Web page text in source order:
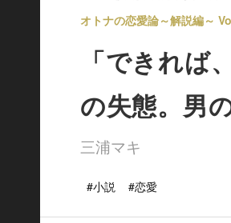
オトナの恋愛論～解説編～
「できれ
の失態。男
三浦マキ
#小説 #恋愛